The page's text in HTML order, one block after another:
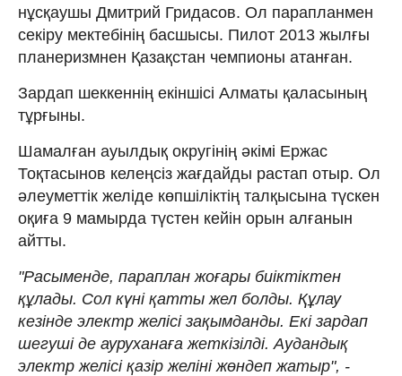
нұсқаушы Дмитрий Гридасов. Ол парапланмен
секіру мектебінің басшысы. Пилот 2013 жылғы
планеризмнен Қазақстан чемпионы атанған.
Зардап шеккеннің екіншісі Алматы қаласының
тұрғыны.
Шамалған ауылдық округінің әкімі Ержас
Тоқтасынов келеңсіз жағдайды растап отыр. Ол
әлеуметтік желіде көпшіліктің талқысына түскен
оқиға 9 мамырда түстен кейін орын алғанын
айтты.
"Расыменде, параплан жоғары биіктіктен
құлады. Сол күні қатты жел болды. Құлау
кезінде электр желісі зақымданды. Екі зардап
шегуші де ауруханаға жеткізілді. Аудандық
электр желісі қазір желіні жөндеп жатыр", -